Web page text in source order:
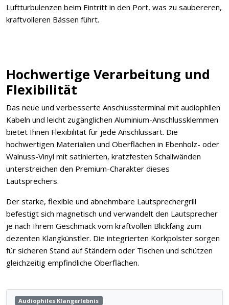
Luftturbulenzen beim Eintritt in den Port, was zu saubereren,
kraftvolleren Bässen führt.
Hochwertige Verarbeitung und
Flexibilität
Das neue und verbesserte Anschlussterminal mit audiophilen
Kabeln und leicht zugänglichen Aluminium-Anschlussklemmen
bietet Ihnen Flexibilität für jede Anschlussart. Die
hochwertigen Materialien und Oberflächen in Ebenholz- oder
Walnuss-Vinyl mit satinierten, kratzfesten Schallwänden
unterstreichen den Premium-Charakter dieses
Lautsprechers.
Der starke, flexible und abnehmbare Lautsprechergrill
befestigt sich magnetisch und verwandelt den Lautsprecher
je nach Ihrem Geschmack vom kraftvollen Blickfang zum
dezenten Klangkünstler. Die integrierten Korkpolster sorgen
für sicheren Stand auf Ständern oder Tischen und schützen
gleichzeitig empfindliche Oberflächen.
Audiophiles Klangerlebnis